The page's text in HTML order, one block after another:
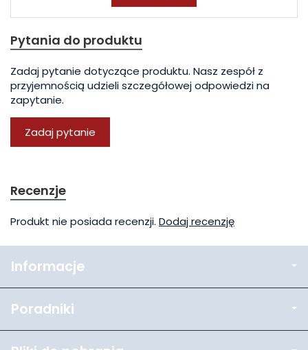
Pytania do produktu
Zadaj pytanie dotyczące produktu. Nasz zespół z
przyjemnością udzieli szczegółowej odpowiedzi na
zapytanie.
Zadaj pytanie
Recenzje
Produkt nie posiada recenzji. Dodaj recenzję
Informacje
Poradniki